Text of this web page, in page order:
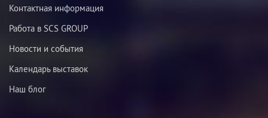
Контактная информация
Работа в SCS GROUP
Новости и события
Календарь выставок
Наш блог